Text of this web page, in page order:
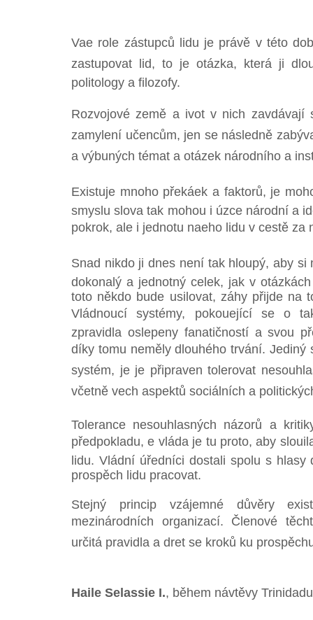
Vae role zástupců lidu je právě v této
zastupovat lid, to je otázka, která ji
politology a filozofy.
Rozvojové země a ivot v nich
zamylení učencům, jen se následně
a výbuných témat a otázek národního a
Existuje mnoho překáek a faktorů, je
smyslu slova tak mohou i úzce národní a
pokrok, ale i jednotu naeho lidu v cestě za
Snad nikdo ji dnes není tak hloupý, aby si
dokonalý a jednotný celek, jak v
toto někdo bude usilovat, záhy přijde na
Vládnoucí systémy, pokouející se o
zpravidla oslepeny fanatičností a svou
díky tomu neměly dlouhého trvání. Jediný
systém, je je připraven tolerovat
včetně vech aspektů sociálních a
Tolerance nesouhlasných názorů a
předpokladu, e vláda je tu proto, aby
lidu. Vládní úředníci dostali spolu s
prospěch lidu pracovat.
Stejný princip vzájemné důvěry
mezinárodních organizací. Členové
určitá pravidla a dret se kroků ku
Haile Selassie I., během návtěvy